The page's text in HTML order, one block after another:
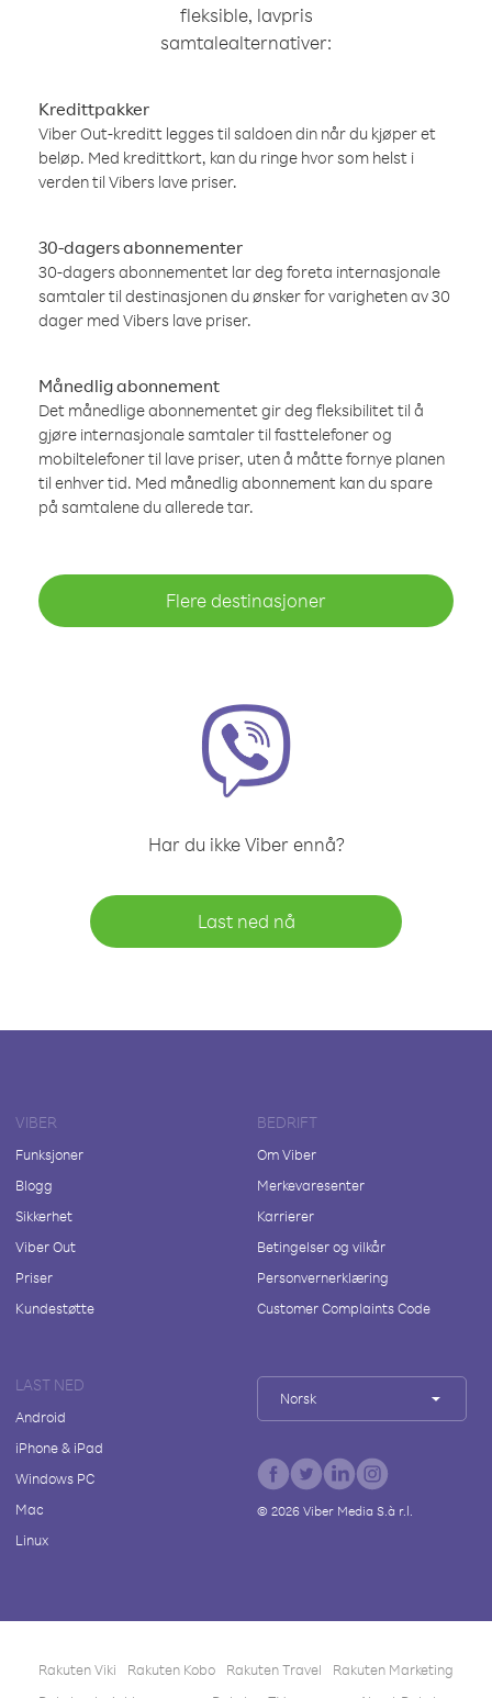
fleksible, lavpris
samtalealternativer:
Kredittpakker
Viber Out-kreditt legges til saldoen din når du kjøper et
beløp. Med kredittkort, kan du ringe hvor som helst i
verden til Vibers lave priser.
30-dagers abonnementer
30-dagers abonnementet lar deg foreta internasjonale
samtaler til destinasjonen du ønsker for varigheten av 30
dager med Vibers lave priser.
Månedlig abonnement
Det månedlige abonnementet gir deg fleksibilitet til å
gjøre internasjonale samtaler til fasttelefoner og
mobiltelefoner til lave priser, uten å måtte fornye planen
til enhver tid. Med månedlig abonnement kan du spare
på samtalene du allerede tar.
Flere destinasjoner
Har du ikke Viber ennå?
Last ned nå
VIBER
Funksjoner
Blogg
Sikkerhet
Viber Out
Priser
Kundestøtte
BEDRIFT
Om Viber
Merkevaresenter
Karrierer
Betingelser og vilkår
Personvernerklæring
Customer Complaints Code
LAST NED
Android
iPhone & iPad
Windows PC
Mac
Linux
Norsk
© 2026Viber Media S.à r.l.
Rakuten Viki Rakuten Kobo Rakuten Travel
Rakuten Marketing